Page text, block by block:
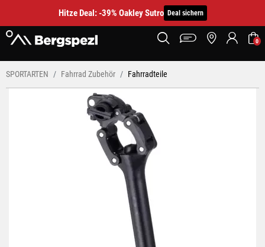
Hitze Deal: -39% Oakley Sutro Deal sichern
0
SPORTARTEN Fahrrad Zubehör Fahrradteile